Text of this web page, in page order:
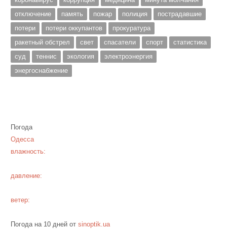
отключение
память пожар полиция
пострадавшие
потери
потери оккупантов
прокуратура
ракетный обстрел
свет спасатели спорт
статистика
суд
теннис экология
электроэнергия
энергоснабжение
Погода
Одесса
влажность:
давление:
ветер:
Погода на 10 дней от sinoptik.ua